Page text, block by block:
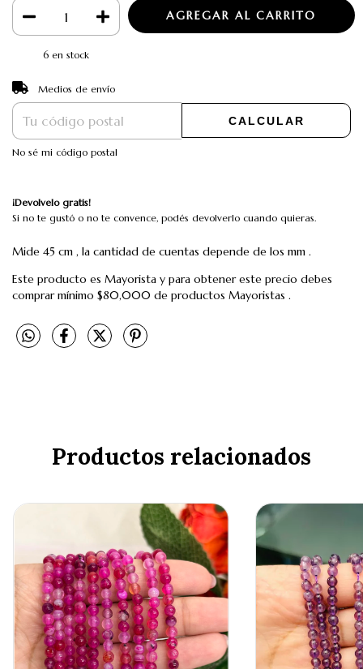
6en stock
Entregas para el CP:
Medios de envío
CALCULAR
No sé mi código postal
¡Devolvelo gratis!
Si no te gustó o no te convence, podés devolverlo cuando quieras.
Mide 45 cm , la cantidad de cuentas depende de los mm .
Este producto es Mayorista y para obtener este precio debes
comprar mínimo $80,000 de productos Mayoristas .
Productos relacionados